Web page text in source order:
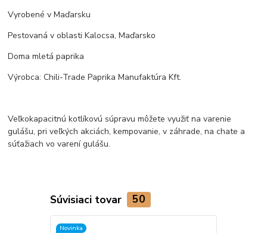
Vyrobené v Maďarsku
Pestovaná v oblasti Kalocsa, Maďarsko
Doma mletá paprika
Výrobca: Chili-Trade Paprika Manufaktúra Kft.
Veľkokapacitnú kotlíkovú súpravu môžete využiť na varenie
gulášu, pri veľkých akciách, kempovanie, v záhrade, na chate a
súťažiach vo varení gulášu.
Súvisiaci tovar 50
Novinka